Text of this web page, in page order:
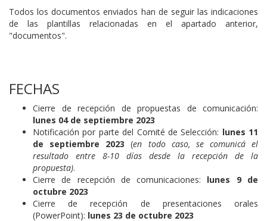
Todos los documentos enviados han de seguir las indicaciones
de las plantillas relacionadas en el apartado anterior,
"documentos".
FECHAS
Cierre de recepción de propuestas de comunicación:
lunes 04 de septiembre 2023
Notificación por parte del Comité de Selección: lunes 11
de septiembre 2023(en todo caso, se comunicá el
resultado entre 8-10 días desde la recepción de la
propuesta).
Cierre de recepción de comunicaciones: lunes 9 de
octubre 2023
Cierre de recepción de presentaciones orales
(PowerPoint): lunes 23 de octubre 2023